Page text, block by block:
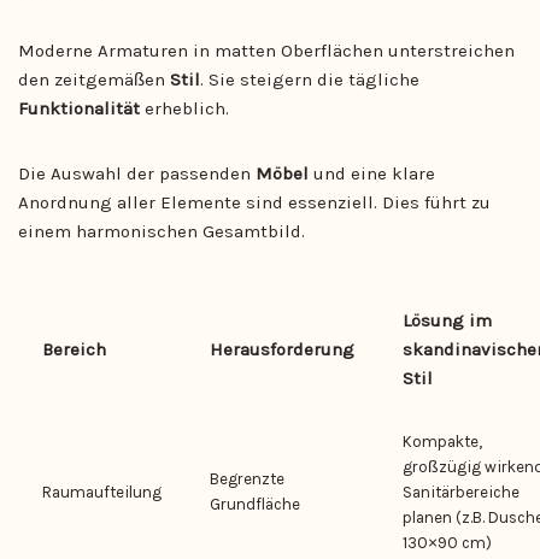
Moderne Armaturen in matten Oberflächen unterstreichen
den zeitgemäßen Stil. Sie steigern die tägliche
Funktionalität erheblich.
Die Auswahl der passenden Möbel und eine klare
Anordnung aller Elemente sind essenziell. Dies führt zu
einem harmonischen Gesamtbild.
Bereich Herausforderung
Lösung im
Stil
Raumaufteilung
Begrenzte
Grundfläche
Kompakte,
großzügig
Sanitärbereiche
planen (z.B.
130×90 cm)